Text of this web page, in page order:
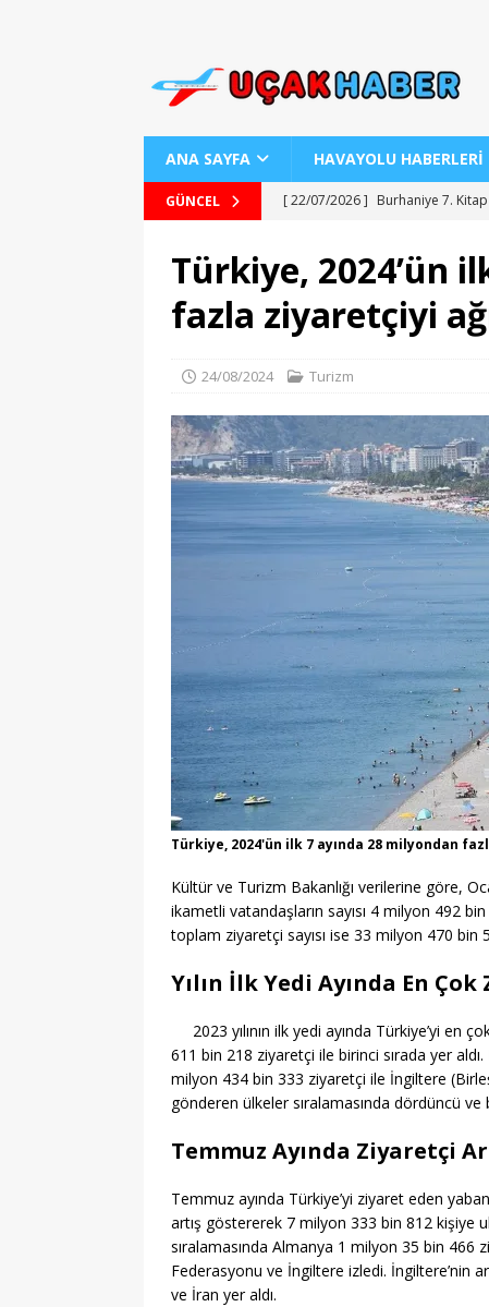
ANA SAYFA HAVAYOLU HABERLERİ
GÜNCEL [ 22/07/2026 ] Burhaniye 7.
[ 22/07/2026 ] AJ Teknolojisiyle
[ 22/07/2026 ] AJet ile Yurt Dışı
Türkiye, 2024’ün
fazla ziyaretçiyi
24/08/2024 Turizm
Türkiye, 2024'ün ilk 7 ayında 28 milyondan
Kültür ve Turizm Bakanlığı verilerine göre,
ikametli vatandaşların sayısı 4 milyon 492
toplam ziyaretçi sayısı ise 33 milyon 470 bin
Yılın İlk Yedi Ayında En
2023 yılının ilk yedi ayında Türkiye’yi en
611 bin 218 ziyaretçi ile birinci sırada yer
milyon 434 bin 333 ziyaretçi ile İngiltere
gönderen ülkeler sıralamasında dördüncü ve
Temmuz Ayında Ziyaretçi
Temmuz ayında Türkiye’yi ziyaret eden
artış göstererek 7 milyon 333 bin 812 kişiye
sıralamasında Almanya 1 milyon 35 bin 466
Federasyonu ve İngiltere izledi. İngiltere’nin
ve İran yer aldı.